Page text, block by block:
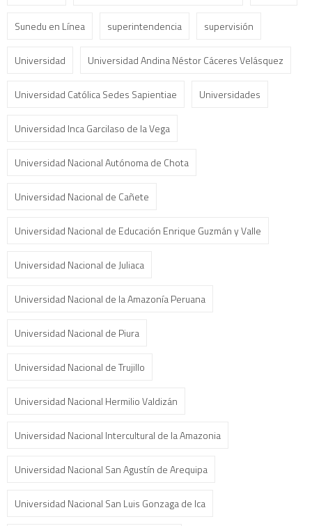
Sunedu en Línea superintendencia supervisión
Universidad Universidad Andina Néstor Cáceres Velásquez
Universidad Católica Sedes Sapientiae Universidades
Universidad Inca Garcilaso de la Vega
Universidad Nacional Autónoma de Chota
Universidad Nacional de Cañete
Universidad Nacional de Educación Enrique Guzmán y Valle
Universidad Nacional de Juliaca
Universidad Nacional de la Amazonía Peruana
Universidad Nacional de Piura
Universidad Nacional de Trujillo
Universidad Nacional Hermilio Valdizán
Universidad Nacional Intercultural de la Amazonia
Universidad Nacional San Agustín de Arequipa
Universidad Nacional San Luis Gonzaga de Ica